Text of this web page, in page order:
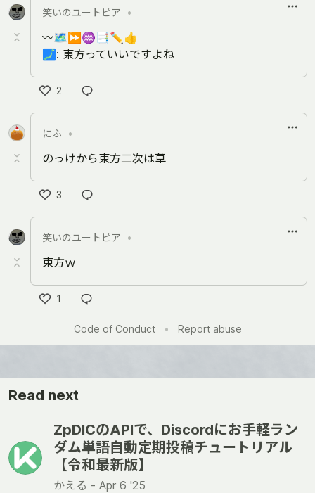
笑いのユートピア •
〰🗺⏩♒📑✏👍
🗾: 東方っていいですよね
2
Like
にふ •
のっけから東方二次は草
3
Like
笑いのユートピア
•
東方ｗ
1
Code of Conduct
• Report abuse
Read next
ZpDICのAPIで、Discordにお手軽ラン
ダム単語自動定期投稿チュートリアル
【令和最新版】
かえる - Apr 6 '25